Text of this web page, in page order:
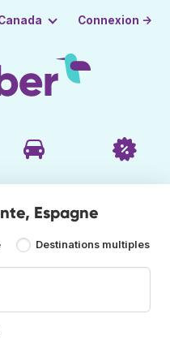
Connexion →
Espagne
Destinations multiples